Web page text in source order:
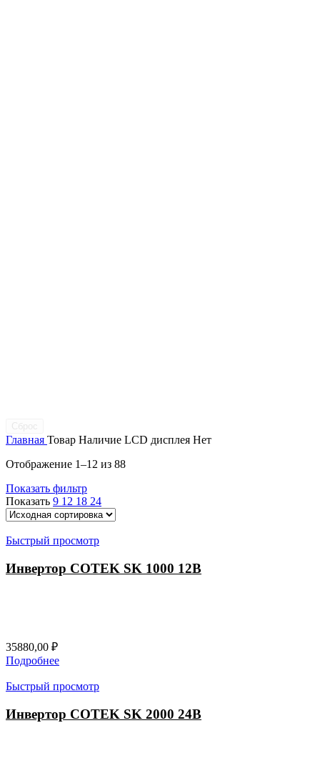
Главная Товар Наличие LCD дисплея Нет
Отображение 1–12 из 88
Показать фильтр
Показать 9 12 18 24
Быстрый просмотр
Инвертор COTEK SK 1000 12В
35880,00 ₽
Подробнее
Быстрый просмотр
Инвертор COTEK SK 2000 24В